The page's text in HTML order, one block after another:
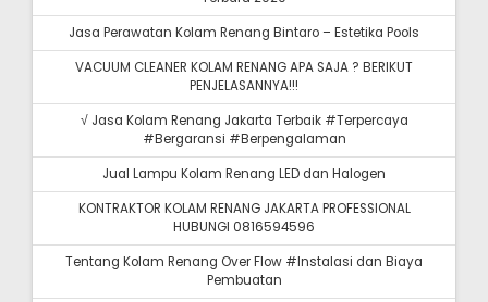
Jasa Perawatan Kolam Renang Bintaro – Estetika Pools
VACUUM CLEANER KOLAM RENANG APA SAJA ? BERIKUT
PENJELASANNYA!!!
√ Jasa Kolam Renang Jakarta Terbaik #Terpercaya
#Bergaransi #Berpengalaman
Jual Lampu Kolam Renang LED dan Halogen
KONTRAKTOR KOLAM RENANG JAKARTA PROFESSIONAL
HUBUNGI 0816594596
Tentang Kolam Renang Over Flow #Instalasi dan Biaya
Pembuatan